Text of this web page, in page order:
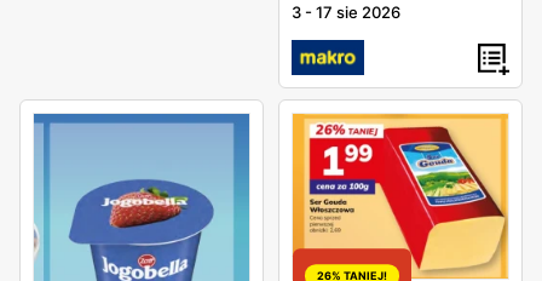
3 -17 sie 2026
26% TANIEJ!